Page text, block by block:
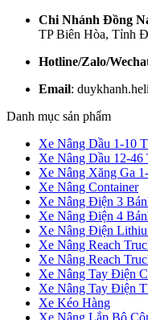
Chi Nhánh Đồng
TP Biên Hòa, Tỉnh
Hotline/Zalo/
Email:
Danh mục sản phẩm
Xe Nâng Dầu 1-10
Xe Nâng Dầu 12-46
Xe Nâng Xăng Ga
Xe Nâng Container
Xe Nâng Điện 3
Xe Nâng Điện 4
Xe Nâng Điện
Xe Nâng Reach
Xe Nâng Reach
Xe Nâng Tay Điện
Xe Nâng Tay Điện
Xe Kéo Hàng
Xe Nâng Lắp Bộ